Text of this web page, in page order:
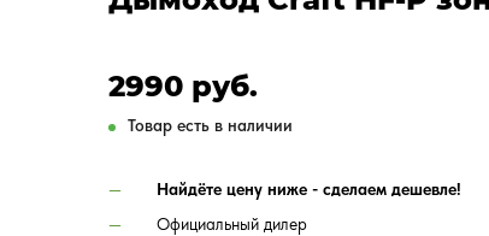
2990 руб.
Товар есть в наличии
Найдёте цену ниже - сделаем дешевле!
Официальный дилер